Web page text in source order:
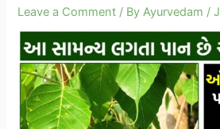
Leave a Comment / By Ayurvedam /